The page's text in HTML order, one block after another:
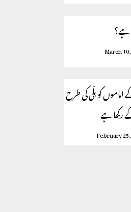
ہے؟
March
کو بلّی کی طرح
رکھا ہے
February